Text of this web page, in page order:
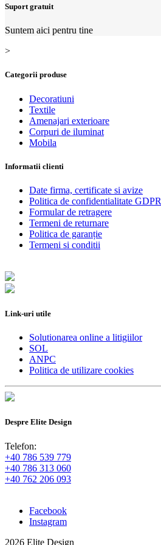
Suport gratuit
Suntem aici pentru tine
>
Categorii produse
Decoratiuni
Textile
Amenajari exterioare
Corpuri de iluminat
Mobila
Informatii clienti
Date firma, certificate si avize
Politica de confidentialitate GDPR
Formular de retragere
Termeni de returnare
Politica de garanție
Termeni si conditii
Link-uri utile
Solutionarea online a litigiilor
SOL
ANPC
Politica de utilizare cookies
Despre Elite Design
Telefon:
+40 786 539 779
+40 786 313 060
+40 762 206 093
Facebook
Instagram
2026 Elite Design